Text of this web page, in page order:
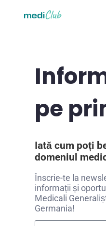
pe
Iată cum poți
domeniul
Înscrie-te la
informații și
Medicali
Germania!